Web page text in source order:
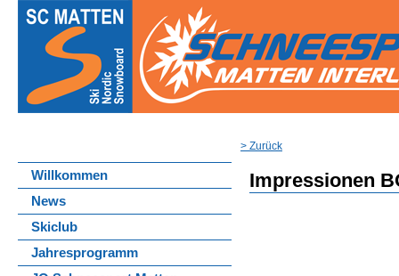
Willkommen
News
Skiclub
Jahresprogramm
> Zurück
Impressionen